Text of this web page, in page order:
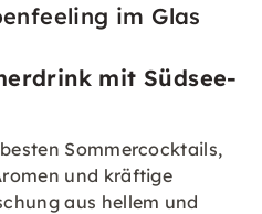
im Glas
mit Südsee-
Sommercocktails,
und kräftige
aus hellem und